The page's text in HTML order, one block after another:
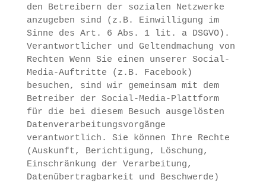
den Betreibern der sozialen Netzwerke
anzugeben sind (z.B. Einwilligung im
Sinne des Art. 6 Abs. 1 lit. a DSGVO).
Verantwortlicher und Geltendmachung von
Rechten Wenn Sie einen unserer Social-
Media-Auftritte (z.B. Facebook)
besuchen, sind wir gemeinsam mit dem
Betreiber der Social-Media-Plattform
für die bei diesem Besuch ausgelösten
Datenverarbeitungsvorgänge
verantwortlich. Sie können Ihre Rechte
(Auskunft, Berichtigung, Löschung,
Einschränkung der Verarbeitung,
Datenübertragbarkeit und Beschwerde)